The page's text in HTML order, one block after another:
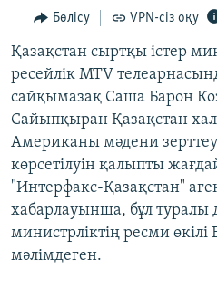
Navigation
Skip
to
Search
АДАМ ҚҰҚЫҚТАРЫ
ӘЛЕУМЕТ
ӘЛЕМ
АРНАЙЫ ЖОБАЛАР
Русский
ЖАЗЫЛЫҢЫЗ
Бөлісу VPN-сіз оқу
Қазақстан сыртқы істер
ресейлік MTV
сайқымазақ Саша Барон
Сайыпқыран Қазақстан
Американы мәдени
көрсетілуін қалыпты
"Интерфакс-Қазақстан"
хабарлауынша, бұл туралы
министрліктің ресми
мәлімдеген.